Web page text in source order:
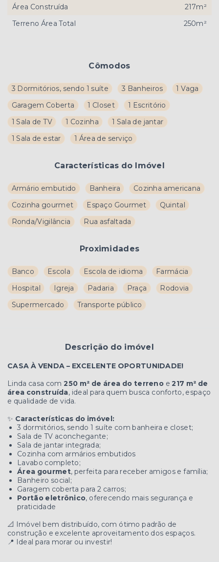
Cômodos
3 Dormitórios, sendo 1 suíte 3 Banheiros
1 Vaga
Garagem Coberta
1 Closet
1 Escritório
1 Sala de TV
1 Cozinha
1 Sala de jantar
1 Sala de estar
1 Área de serviço
Características do Imóvel
Armário embutido Banheira
Cozinha americana
Cozinha gourmet
Espaço Gourmet
Quintal
Ronda/Vigilância
Rua asfaltada
Proximidades
Banco Escola Escola de idioma
Farmácia
Hospital
Igreja Padaria Praça
Rodovia
Supermercado
Transporte público
Descrição do imóvel
CASA À VENDA – EXCELENTE OPORTUNIDADE!
Linda casa com250 m² de área do terreno e217 m² de
área construída, ideal para quem busca conforto, espaço
e qualidade de vida.
✨ Características do imóvel:
3 dormitórios, sendo 1 suíte com banheira e closet;
Sala de TV aconchegante;
Sala de jantar integrada;
Cozinha com armários embutidos
Lavabo completo;
Área gourmet, perfeita para receber amigos e família;
Banheiro social;
Garagem coberta para 2 carros;
Portão eletrônico, oferecendo mais segurança e
praticidade
📐 Imóvel bem distribuído, com ótimo padrão de
construção e excelente aproveitamento dos espaços.
📍 Ideal para morar ou investir!
Área Construída
217m²
Terreno Área Total
250m²